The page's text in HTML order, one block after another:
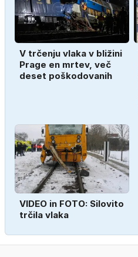
V trčenju vlaka v bližini
Prage en mrtev, več
deset poškodovanih
VIDEO in FOTO: Silovito
trčila vlaka